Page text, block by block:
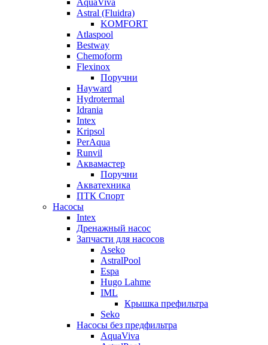
Astral (Fluidra)
KOMFORT
Atlaspool
Bestway
Chemoform
Flexinox
Поручни
Hayward
Hydrotermal
Idrania
Intex
Kripsol
PerAqua
Runvil
Аквамастер
Поручни
Акватехника
ПТК Спорт
Насосы
Intex
Дренажный насос
Запчасти для насосов
Aseko
AstralPool
Espa
Hugo Lahme
IML
Крышка префильтра
Seko
Насосы без предфильтра
AquaViva